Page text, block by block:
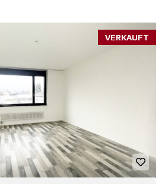
VERKAUFT